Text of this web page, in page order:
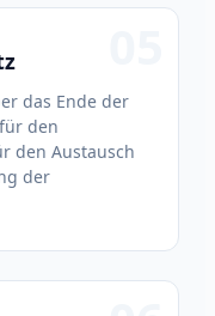
das Ende der
den
den Austausch
der